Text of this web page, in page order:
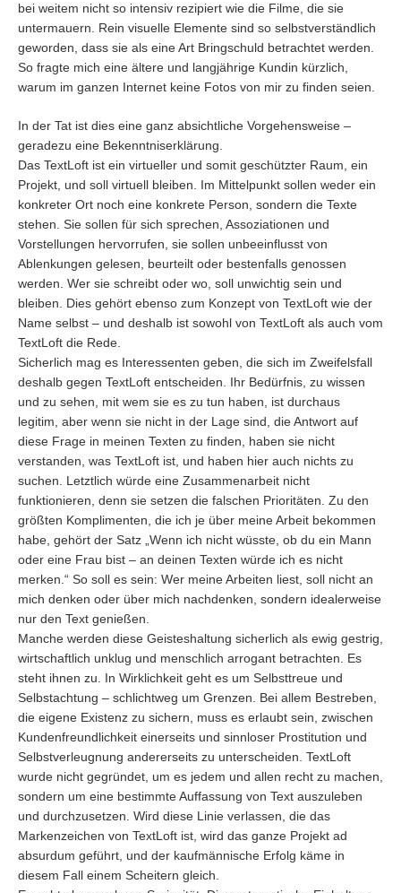
bei weitem nicht so intensiv rezipiert wie die Filme, die sie
untermauern. Rein visuelle Elemente sind so selbstverständlich
geworden, dass sie als eine Art Bringschuld betrachtet werden.
So fragte mich eine ältere und langjährige Kundin kürzlich,
warum im ganzen Internet keine Fotos von mir zu finden seien.
In der Tat ist dies eine ganz absichtliche Vorgehensweise –
geradezu eine Bekenntniserklärung.
Das TextLoft ist ein virtueller und somit geschützter Raum, ein
Projekt, und soll virtuell bleiben. Im Mittelpunkt sollen weder ein
konkreter Ort noch eine konkrete Person, sondern die Texte
stehen. Sie sollen für sich sprechen, Assoziationen und
Vorstellungen hervorrufen, sie sollen unbeeinflusst von
Ablenkungen gelesen, beurteilt oder bestenfalls genossen
werden. Wer sie schreibt oder wo, soll unwichtig sein und
bleiben. Dies gehört ebenso zum Konzept von TextLoft wie der
Name selbst – und deshalb ist sowohl von TextLoft als auch vom
TextLoft die Rede.
Sicherlich mag es Interessenten geben, die sich im Zweifelsfall
deshalb gegen TextLoft entscheiden. Ihr Bedürfnis, zu wissen
und zu sehen, mit wem sie es zu tun haben, ist durchaus
legitim, aber wenn sie nicht in der Lage sind, die Antwort auf
diese Frage in meinen Texten zu finden, haben sie nicht
verstanden, was TextLoft ist, und haben hier auch nichts zu
suchen. Letztlich würde eine Zusammenarbeit nicht
funktionieren, denn sie setzen die falschen Prioritäten. Zu den
größten Komplimenten, die ich je über meine Arbeit bekommen
habe, gehört der Satz „Wenn ich nicht wüsste, ob du ein Mann
oder eine Frau bist – an deinen Texten würde ich es nicht
merken.“ So soll es sein: Wer meine Arbeiten liest, soll nicht an
mich denken oder über mich nachdenken, sondern idealerweise
nur den Text genießen.
Manche werden diese Geisteshaltung sicherlich als ewig gestrig,
wirtschaftlich unklug und menschlich arrogant betrachten. Es
steht ihnen zu. In Wirklichkeit geht es um Selbsttreue und
Selbstachtung – schlichtweg um Grenzen. Bei allem Bestreben,
die eigene Existenz zu sichern, muss es erlaubt sein, zwischen
Kundenfreundlichkeit einerseits und sinnloser Prostitution und
Selbstverleugnung andererseits zu unterscheiden. TextLoft
wurde nicht gegründet, um es jedem und allen recht zu machen,
sondern um eine bestimmte Auffassung von Text auszuleben
und durchzusetzen. Wird diese Linie verlassen, die das
Markenzeichen von TextLoft ist, wird das ganze Projekt ad
absurdum geführt, und der kaufmännische Erfolg käme in
diesem Fall einem Scheitern gleich.